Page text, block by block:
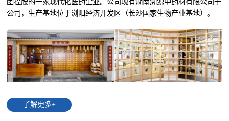
公司，生产基地位于浏阳经济开发区（长沙国家生物产业基地）。
了解更多+